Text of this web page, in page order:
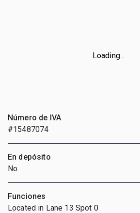
Loading...
Número de IVA
#15487074
En depósito
No
Funciones
Located in Lane 13 Spot 0